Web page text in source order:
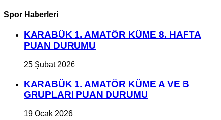
Spor Haberleri
KARABÜK 1. AMATÖR KÜME 8. HAFTA
PUAN DURUMU
25 Şubat 2026
KARABÜK 1. AMATÖR KÜME A VE B
GRUPLARI PUAN DURUMU
19 Ocak 2026